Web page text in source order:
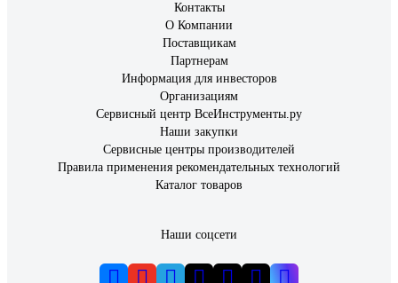
Контакты
О Компании
Поставщикам
Партнерам
Информация для инвесторов
Организациям
Сервисный центр ВсеИнструменты.ру
Наши закупки
Сервисные центры производителей
Правила применения рекомендательных технологий
Каталог товаров
Наши соцсети